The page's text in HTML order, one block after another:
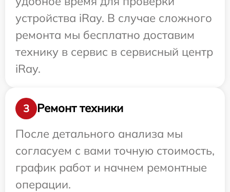
устройства iRay. В случае сложного
ремонта мы бесплатно доставим
технику в сервис в сервисный центр
iRay.
3
Ремонт техники
После детального анализа мы
согласуем с вами точную стоимость,
график работ и начнем ремонтные
операции.